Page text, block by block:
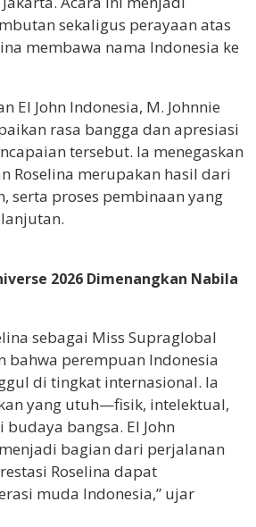
sekaligus perayaan atas
membawa nama Indonesia ke
El John Indonesia, M. Johnnie
rasa bangga dan apresiasi
tersebut. Ia menegaskan
Roselina merupakan hasil dari
serta proses pembinaan yang
2026 Dimenangkan Nabila
sebagai Miss Supraglobal
bahwa perempuan Indonesia
di tingkat internasional. Ia
yang utuh—fisik, intelektual,
bangsa. El John
bagian dari perjalanan
Roselina dapat
muda Indonesia,” ujar